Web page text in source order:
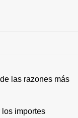
las razones más
los importes